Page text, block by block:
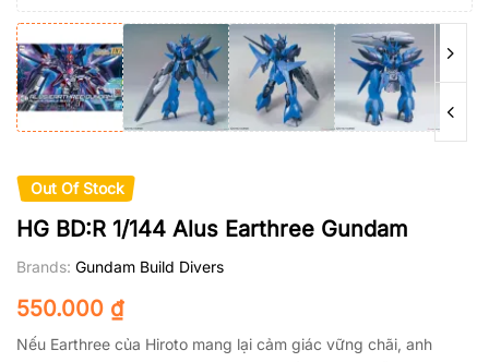
Out Of Stock
HG BD:R 1/144 Alus Earthree Gundam
Brands: Gundam Build Divers
550.000 ₫
Nếu Earthree của Hiroto mang lại cảm giác vững chãi, anh